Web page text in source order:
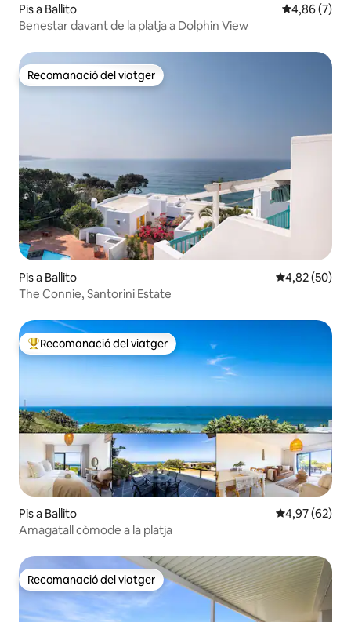
Pis a Ballito 4,86 de
4,86 (7)
Benestar davant de la platja a Dolphin View
Recomanació del viatger
Recomanació del viatger
Pis a Ballito 4,82 de
4,82 (50)
The Connie, Santorini Estate
Principals recomanacions dels viatgers
Recomanació del viatger
Pis a Ballito 4,97 de
4,97 (62)
Amagatall còmode a la platja
Recomanació del viatger
Recomanació del viatger